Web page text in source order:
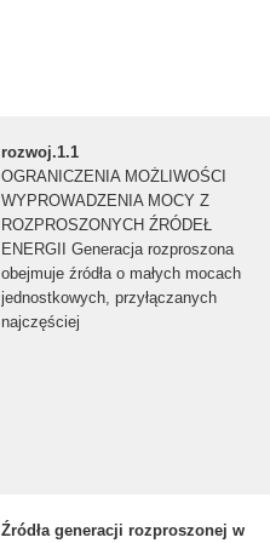
rozwoj.1.1
OGRANICZENIA MOŻLIWOŚCI
WYPROWADZENIA MOCY Z
ROZPROSZONYCH ŹRÓDEŁ
ENERGII Generacja rozproszona
obejmuje źródła o małych mocach
jednostkowych, przyłączanych
najczęściej
Źródła generacji rozproszonej w